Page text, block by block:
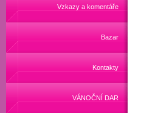
Vzkazy a komentáře
Bazar
Kontakty
VÁNOČNÍ DAR